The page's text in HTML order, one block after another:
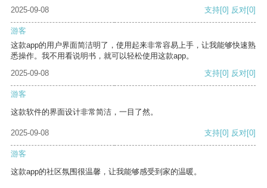
2025-09-08 支持[0] 反对[0]
游客
这款app的用户界面简洁明了，使用起来非常容易上手，让我能够快速熟
悉操作。我不用看说明书，就可以轻松使用这款app。
2025-09-08
支持[0] 反对[0]
游客
这款软件的界面设计非常简洁，一目了然。
2025-09-08 支持[0] 反对[0]
游客
这款app的社区氛围很温馨，让我能够感受到家的温暖。